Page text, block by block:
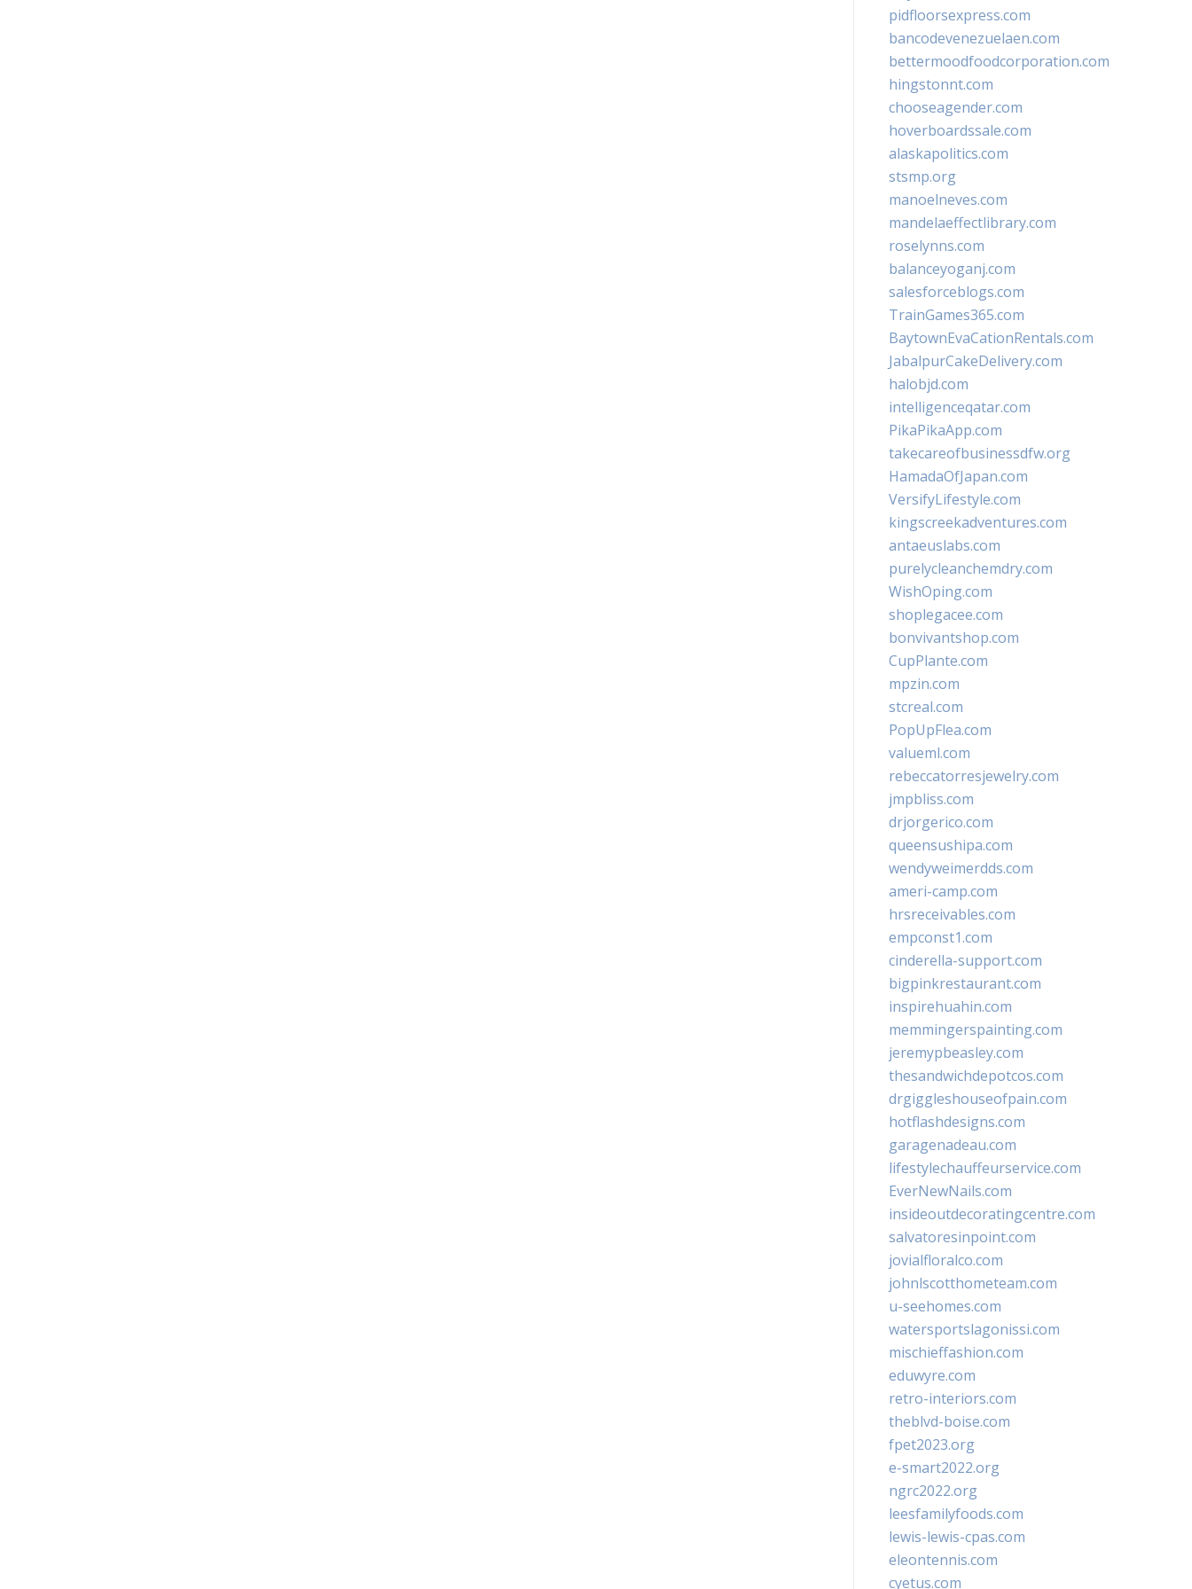
pidfloorsexpress.com
bancodevenezuelaen.com
bettermoodfoodcorporation.com
hingstonnt.com
chooseagender.com
hoverboardssale.com
alaskapolitics.com
stsmp.org
manoelneves.com
mandelaeffectlibrary.com
roselynns.com
balanceyoganj.com
salesforceblogs.com
TrainGames365.com
BaytownEvaCationRentals.com
JabalpurCakeDelivery.com
halobjd.com
intelligenceqatar.com
PikaPikaApp.com
takecareofbusinessdfw.org
HamadaOfJapan.com
VersifyLifestyle.com
kingscreekadventures.com
antaeuslabs.com
purelycleanchemdry.com
WishOping.com
shoplegacee.com
bonvivantshop.com
CupPlante.com
mpzin.com
stcreal.com
PopUpFlea.com
valueml.com
rebeccatorresjewelry.com
jmpbliss.com
drjorgerico.com
queensushipa.com
wendyweimerdds.com
ameri-camp.com
hrsreceivables.com
empconst1.com
cinderella-support.com
bigpinkrestaurant.com
inspirehuahin.com
memmingerspainting.com
jeremypbeasley.com
thesandwichdepotcos.com
drgiggleshouseofpain.com
hotflashdesigns.com
garagenadeau.com
lifestylechauffeurservice.com
EverNewNails.com
insideoutdecoratingcentre.com
salvatoresinpoint.com
jovialfloralco.com
johnlscotthometeam.com
u-seehomes.com
watersportslagonissi.com
mischieffashion.com
eduwyre.com
retro-interiors.com
theblvd-boise.com
fpet2023.org
e-smart2022.org
ngrc2022.org
leesfamilyfoods.com
lewis-lewis-cpas.com
eleontennis.com
cyetus.com